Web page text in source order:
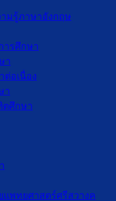
มรู้ภาษาอังกฤษ
ารศึกษา
า
ต่อเนื่อง
า
ตศึกษา
พทยศาสตร์ศรีสวางค